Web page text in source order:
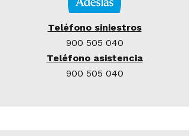
Teléfono siniestros
900 505 040
Teléfono asistencia
900 505 040